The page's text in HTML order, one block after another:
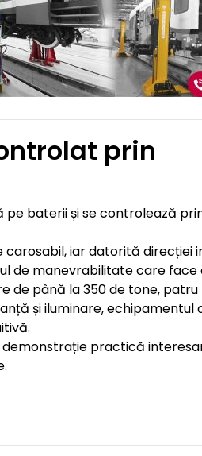
prin
baterii și se controlează
iar datorită direcției
de manevrabilitate care face
de până la 350 de tone,
și iluminare,
practică